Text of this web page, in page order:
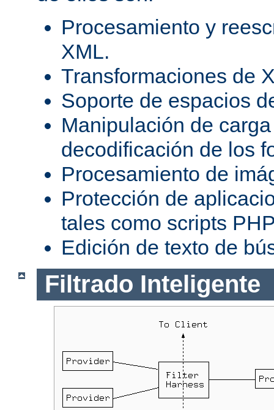
Procesamiento y
XML.
Transformaciones de
Soporte de espacios
Manipulación de
decodificación de los
Procesamiento de
Protección de
tales como scripts
Edición de texto de
Filtrado Inteligente